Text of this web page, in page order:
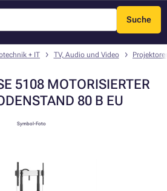
Suche
Menü
+ IT TV, Audio und Video
5108 MOTORISIERTER
80 B EU
Symbol-Foto